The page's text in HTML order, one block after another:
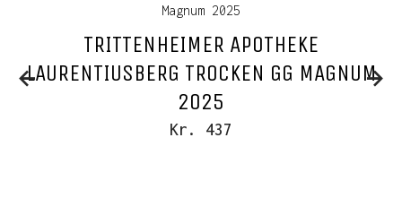
TRITTENHEIMER APOTHEKE
LAURENTIUSBERG TROCKEN GG MAGNUM
2025
Kr. 437